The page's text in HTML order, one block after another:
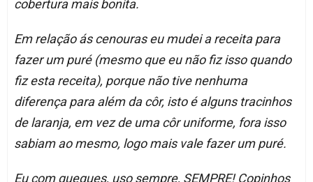
cobertura mais bonita.
Em relação ás cenouras eu mudei a receita para
fazer um puré (mesmo que eu não fiz isso quando
fiz esta receita), porque não tive nenhuma
diferença para além da côr, isto é alguns tracinhos
de laranja, em vez de uma côr uniforme, fora isso
sabiam ao mesmo, logo mais vale fazer um puré.
Eu com queques, uso sempre, SEMPRE! Copinhos